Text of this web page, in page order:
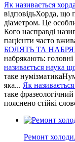
Як називається
відповідьХорда, що
діаметром. Це
Кого насправді
пацієнти часто
БОЛЯТЬ ТА
набрякають:
називається наука
таке
яка... Як
таке
пояснено стійкі
Ремонт